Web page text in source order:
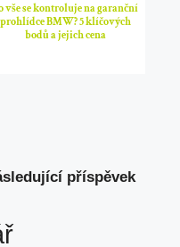
vše se kontroluje na garanční
prohlídce BMW? 5 klíčových
bodů a jejich cena
příspěvek